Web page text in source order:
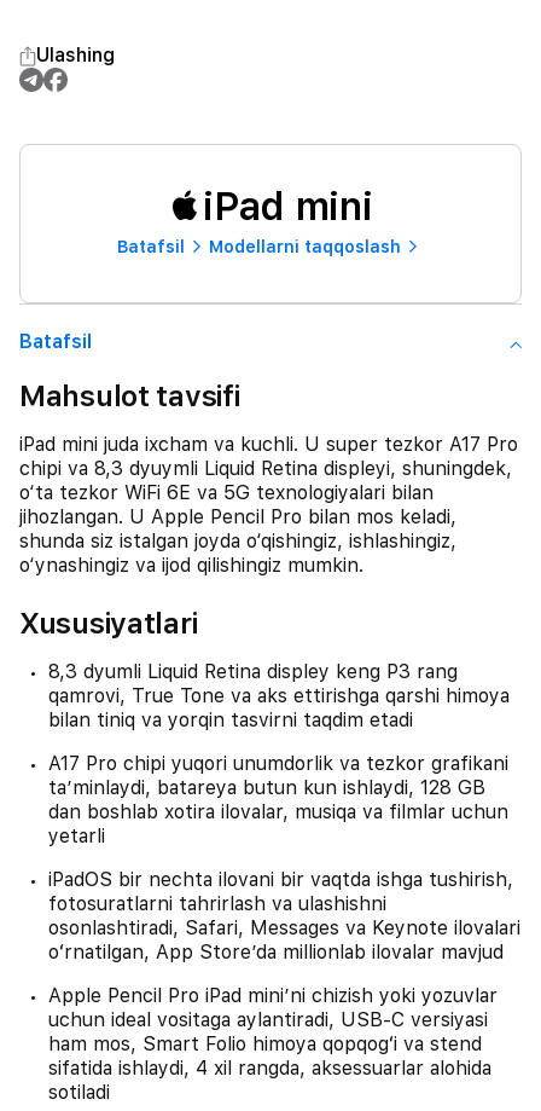
Ulashing
iPad mini
Batafsil Modellarni taqqoslash
Batafsil
Mahsulot tavsifi
iPad mini juda ixcham va kuchli. U super tezkor A17 Pro
chipi va 8,3 dyuymli Liquid Retina displeyi, shuningdek,
o‘ta tezkor WiFi 6E va 5G texnologiyalari bilan
jihozlangan. U Apple Pencil Pro bilan mos keladi,
shunda siz istalgan joyda o‘qishingiz, ishlashingiz,
o‘ynashingiz va ijod qilishingiz mumkin.
Xususiyatlari
8,3 dyumli Liquid Retina displey keng P3 rang
qamrovi, True Tone va aks ettirishga qarshi himoya
bilan tiniq va yorqin tasvirni taqdim etadi
A17 Pro chipi yuqori unumdorlik va tezkor grafikani
taʼminlaydi, batareya butun kun ishlaydi, 128 GB
dan boshlab xotira ilovalar, musiqa va filmlar uchun
yetarli
iPadOS bir nechta ilovani bir vaqtda ishga tushirish,
fotosuratlarni tahrirlash va ulashishni
osonlashtiradi, Safari, Messages va Keynote ilovalari
oʻrnatilgan, App Store’da millionlab ilovalar mavjud
Apple Pencil Pro iPad miniʼni chizish yoki yozuvlar
uchun ideal vositaga aylantiradi, USB-C versiyasi
ham mos, Smart Folio himoya qopqogʻi va stend
sifatida ishlaydi, 4 xil rangda, aksessuarlar alohida
sotiladi